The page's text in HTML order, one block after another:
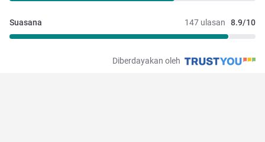
147 ulasan 8.9/10
Suasana
Diberdayakan oleh